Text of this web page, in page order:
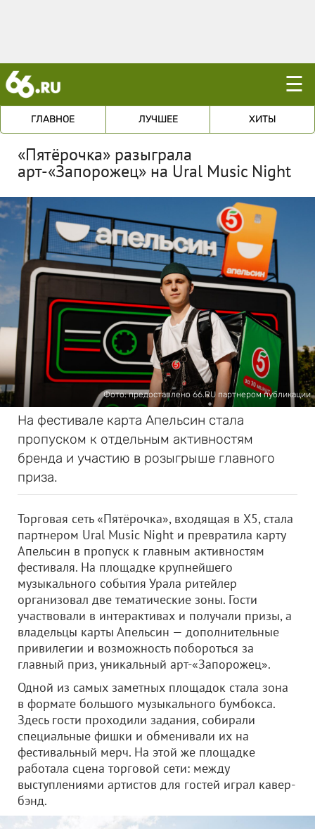
☰
ГЛАВНОЕ ЛУЧШЕЕ ХИТЫ
«Пятёрочка» разыграла
арт-«Запорожец» на Ural Music Night
Фото: предоставлено 66.RU партнером публикации
На фестивале карта Апельсин стала
пропуском к отдельным активностям
бренда и участию в розыгрыше главного
приза.
Торговая сеть «Пятёрочка», входящая в X5, стала
партнером Ural Music Night и превратила карту
Апельсин в пропуск к главным активностям
фестиваля. На площадке крупнейшего
музыкального события Урала ритейлер
организовал две тематические зоны. Гости
участвовали в интерактивах и получали призы, а
владельцы карты Апельсин — дополнительные
привилегии и возможность побороться за
главный приз, уникальный арт-«Запорожец».
Одной из самых заметных площадок стала зона
в формате большого музыкального бумбокса.
Здесь гости проходили задания, собирали
специальные фишки и обменивали их на
фестивальный мерч. На этой же площадке
работала сцена торговой сети: между
выступлениями артистов для гостей играл кавер-
бэнд.